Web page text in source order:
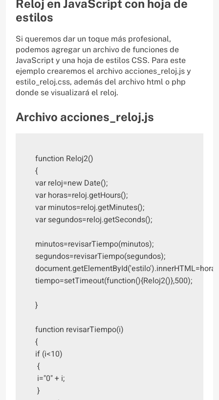
Reloj en JavaScript con hoja de
estilos
Si queremos dar un toque más profesional,
podemos agregar un archivo de funciones de
JavaScript y una hoja de estilos CSS. Para este
ejemplo crearemos el archivo acciones_reloj.js y
estilo_reloj.css, además del archivo html o php
donde se visualizará el reloj.
Archivo acciones_reloj.js
function Reloj2()
{
var reloj=new Date();
var horas=reloj.getHours();
var minutos=reloj.getMinutes();
var segundos=reloj.getSeconds();
minutos=revisarTiempo(minutos);
segundos=revisarTiempo(segundos);
tiempo=setTimeout(function(){Reloj2()},500);
}
function revisarTiempo(i)
{
if (i<10)
{
i="0" + i;
}